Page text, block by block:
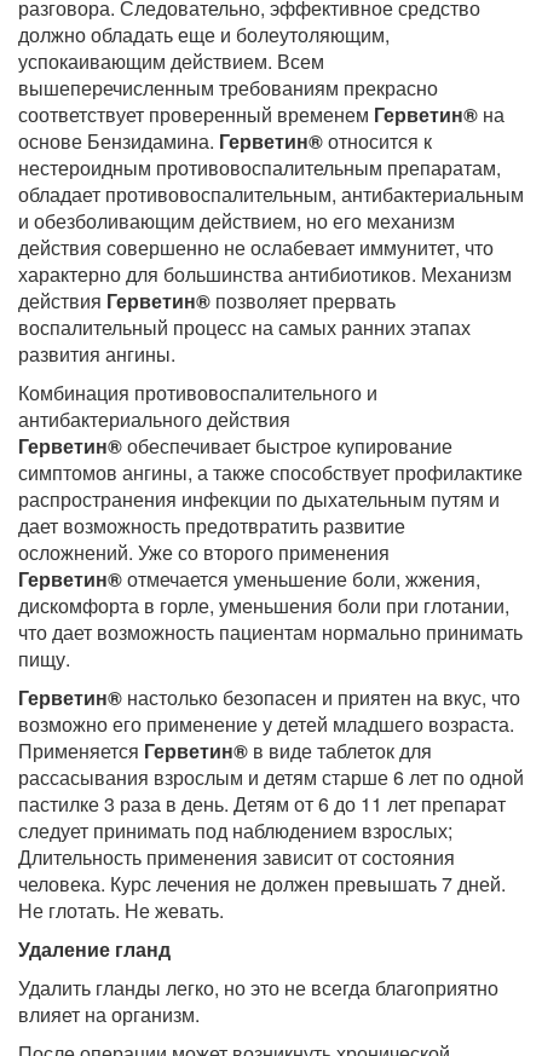
разговора. Следовательно, эффективное средство
должно обладать еще и болеутоляющим,
успокаивающим действием. Всем
вышеперечисленным требованиям прекрасно
соответствует проверенный временем Герветин® на
основе Бензидамина. Герветин®относится к
нестероидным противовоспалительным препаратам,
обладает противовоспалительным, антибактериальным
и обезболивающим действием, но его механизм
действия совершенно не ослабевает иммунитет, что
характерно для большинства антибиотиков. Механизм
действия Герветин® позволяет прервать
воспалительный процесс на самых ранних этапах
развития ангины.
Комбинация противовоспалительного и
антибактериального действия
Герветин®обеспечивает быстрое купирование
симптомов ангины, а также способствует профилактике
распространения инфекции по дыхательным путям и
дает возможность предотвратить развитие
осложнений. Уже со второго применения
Герветин®отмечается уменьшение боли, жжения,
дискомфорта в горле, уменьшения боли при глотании,
что дает возможность пациентам нормально принимать
пищу.
Герветин® настолько безопасен и приятен на вкус, что
возможно его применение у детей младшего возраста.
Применяется Герветин® в виде таблеток для
рассасывания взрослым и детям старше 6 лет по одной
пастилке 3 раза в день. Детям от 6 до 11 лет препарат
следует принимать под наблюдением взрослых;
Длительность применения зависит от состояния
человека. Курс лечения не должен превышать 7 дней.
Не глотать. Не жевать.
Удаление гланд
Удалить гланды легко, но это не всегда благоприятно
влияет на организм.